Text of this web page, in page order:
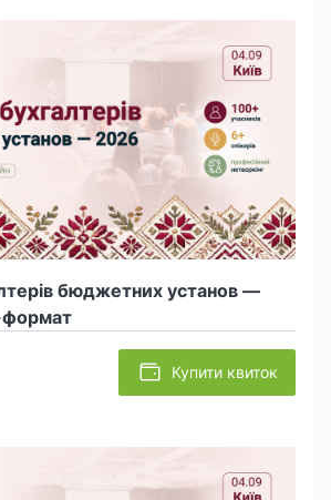
бюджетних установ —
Купити квиток